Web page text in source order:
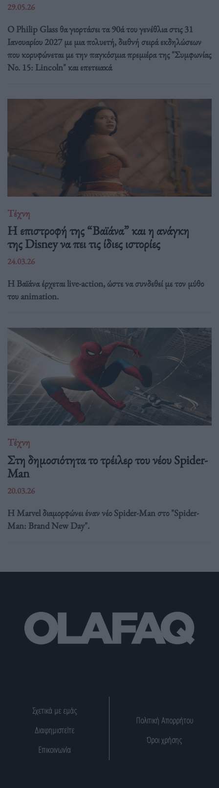
29.05.26
Ο Philip Glass θα γιορτάσει τα 90ά του γενέθλια στις 31
Ιανουαρίου 2027 με μια πολυετή, διεθνή σειρά εκδηλώσεων
που κορυφώνεται με την παγκόσμια πρεμιέρα της "Συμφωνίας
Νο. 15: Lincoln" και επετειακά
Τέχνη
Η επιστροφή της “Βαϊάνα” και η ανάγκη
της Disney να πει τις ίδιες ιστορίες
24.03.26
Η Βαϊάνα έρχεται live-action, ώστε να συνδεθεί με τον μύθο
του animation.
Τέχνη
Στη δημοσιότητα το τρέιλερ του νέου Spider-
Man
20.03.26
Η Marvel διαμορφώνει έναν νέο Spider-Man στο "Spider-
Man: Brand New Day".
Σχετικά με εμάς
Διαφημιστείτε
Επικοινωνία
Πολιτική Απορρήτου
Όροι χρήσης